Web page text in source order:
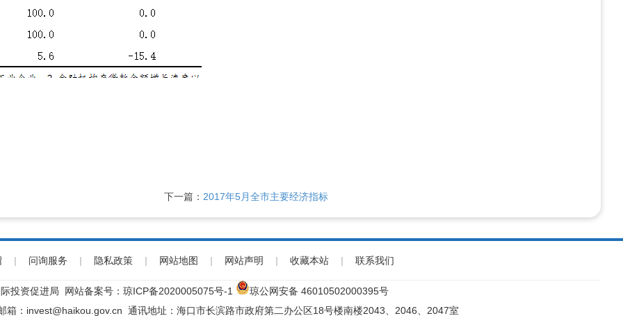
下一篇： 2017年5月全市主要经济指标
| 问询服务 | 隐私政策 | 网站地图 | 网站声明 | 收藏本站 | 联系我们
投资促进局 网站备案号： 琼ICP备2020005075号-1
琼公网安备 46010502000395号
：invest@haikou.gov.cn 通讯地址：海口市长滨路市政府第二办公区18号楼南楼2043、2046、2047室